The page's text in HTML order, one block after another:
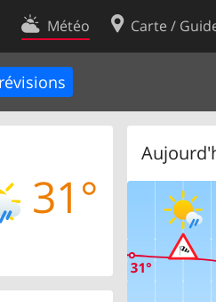
Météo Carte /
31°
Contact
Conditions d’utilisation